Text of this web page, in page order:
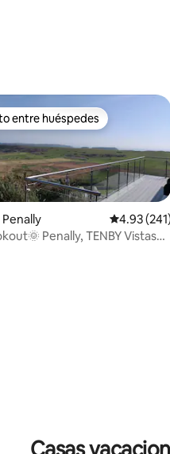
de 5, 101 reseñas
de 5, 130 reseñas
huéspedes preferido
entre huéspedes
4.93
Penally, TENBY Vistas